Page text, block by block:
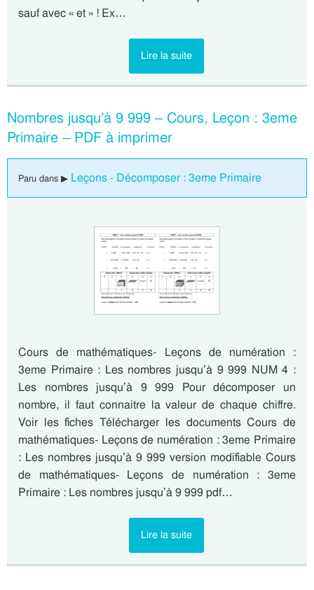
sauf avec « et » ! Ex…
Lire la suite
Nombres jusqu’à 9 999 – Cours, Leçon : 3eme
Primaire – PDF à imprimer
Paru dans ▶ Leçons - Décomposer : 3eme Primaire
Cours de mathématiques- Leçons de numération :
3eme Primaire : Les nombres jusqu’à 9 999 NUM 4 :
Les nombres jusqu’à 9 999 Pour décomposer un
nombre, il faut connaitre la valeur de chaque chiffre.
Voir les fiches Télécharger les documents Cours de
mathématiques- Leçons de numération : 3eme Primaire
: Les nombres jusqu’à 9 999 version modifiable Cours
de mathématiques- Leçons de numération : 3eme
Primaire : Les nombres jusqu’à 9 999 pdf…
Lire la suite